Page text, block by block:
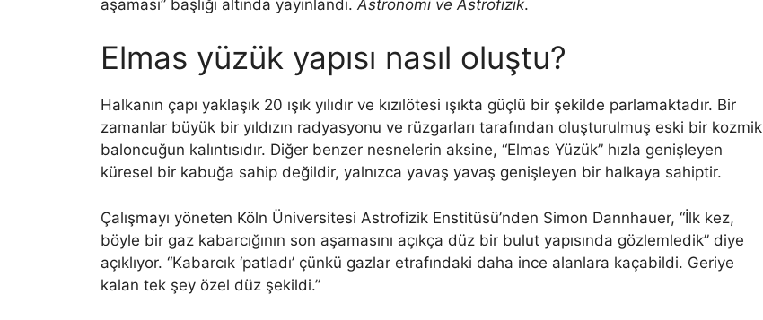
aşaması” başlığı altında yayınlandı. Astronomi ve Astrofizik.
Elmas yüzük yapısı nasıl oluştu?
Halkanın çapı yaklaşık 20 ışık yılıdır ve kızılötesi ışıkta güçlü bir şekilde parlamaktadır. Bir
zamanlar büyük bir yıldızın radyasyonu ve rüzgarları tarafından oluşturulmuş eski bir kozmik
baloncuğun kalıntısıdır. Diğer benzer nesnelerin aksine, “Elmas Yüzük” hızla genişleyen
küresel bir kabuğa sahip değildir, yalnızca yavaş yavaş genişleyen bir halkaya sahiptir.
Çalışmayı yöneten Köln Üniversitesi Astrofizik Enstitüsü’nden Simon Dannhauer, “İlk kez,
böyle bir gaz kabarcığının son aşamasını açıkça düz bir bulut yapısında gözlemledik” diye
açıklıyor. “Kabarcık ‘patladı’ çünkü gazlar etrafındaki daha ince alanlara kaçabildi. Geriye
kalan tek şey özel düz şekildi.”